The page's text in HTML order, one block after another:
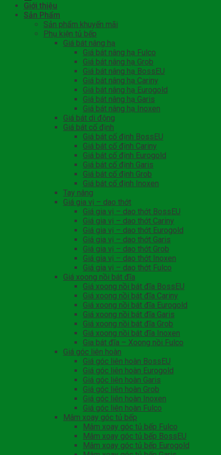
Giới thiệu
Sản Phẩm
Sản phẩm khuyến mãi
Phụ kiện tủ bếp
Giá bát nâng hạ
Giá bát nâng hạ Fulco
Giá bát nâng hạ Grob
Giá bát nâng hạ BossEU
Giá bát nâng hạ Cariny
Giá bát nâng hạ Eurogold
Giá bát nâng hạ Garis
Giá bát nâng hạ Inoxen
Giá bát di động
Giá bát cố định
Giá bát cố định BossEU
Giá bát cố định Cariny
Giá bát cố định Eurogold
Giá bát cố định Garis
Giá bát cố định Grob
Giá bát cố định Inoxen
Tay nâng
Giá gia vị – dao thớt
Giá gia vị – dao thớt BossEU
Giá gia vị – dao thớt Cariny
Giá gia vị – dao thớt Eurogold
Giá gia vị – dao thớt Garis
Giá gia vị – dao thớt Grob
Giá gia vị – dao thớt Inoxen
Giá gia vị – dao thớt Fulco
Giá xoong nồi bát đĩa
Giá xoong nồi bát đĩa BossEU
Giá xoong nồi bát đĩa Cariny
Giá xoong nồi bát đĩa Eurogold
Giá xoong nồi bát đĩa Garis
Giá xoong nồi bát đĩa Grob
Giá xoong nồi bát đĩa Inoxen
Gia bát đĩa – Xoong nồi Fulco
Giá góc liên hoàn
Giá góc liên hoàn BossEU
Giá góc liên hoàn Eurogold
Giá góc liên hoàn Garis
Giá góc liên hoàn Grob
Giá góc liên hoàn Inoxen
Giá góc liên hoàn Fulco
Mâm xoay góc tủ bếp
Mâm xoay góc tủ bếp Fulco
Mâm xoay góc tủ bếp BossEU
Mâm xoay góc tủ bếp Eurogold